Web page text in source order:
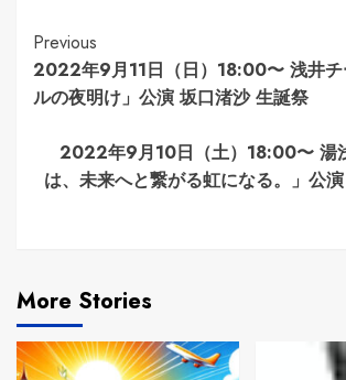
Continue
Reading
Previous
2022年9月11日（日）18:00〜 浅井チ
ルの夜明け」公演 坂口渚沙 生誕祭
2022年9月10日（土）18:00〜 湯
は、未来へと繋がる虹になる。」公
More Stories